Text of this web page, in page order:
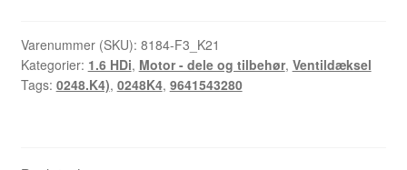
Varenummer (SKU): 8184-F3_K21
Kategorier: 1.6 HDi, Motor - dele og tilbehør, Ventildæksel
Tags: 0248.K4), 0248K4, 9641543280